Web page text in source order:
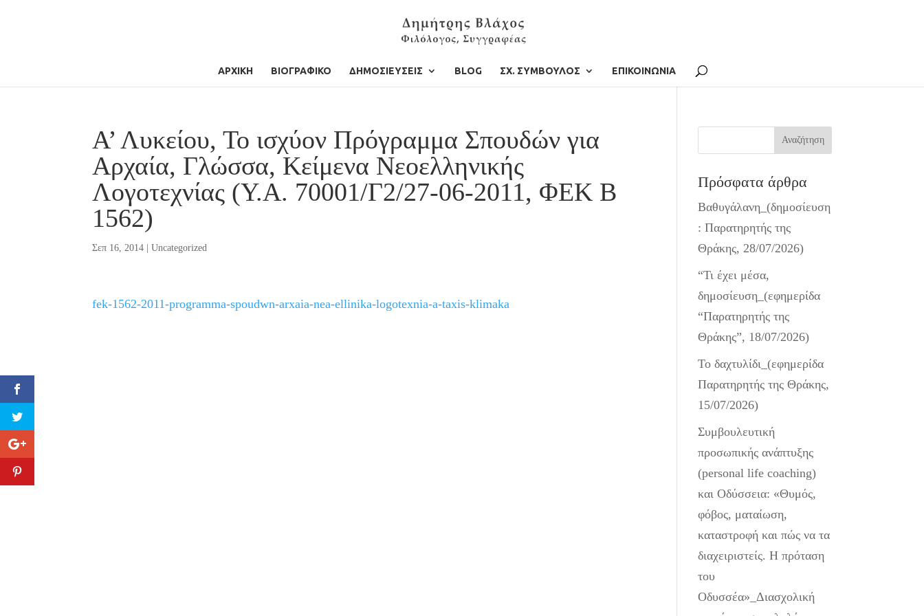
ΑΡΧΙΚΗ ΒΙΟΓΡΑΦΙΚΟ ΔΗΜΟΣΙΕΥΣΕΙΣ BLOG ΣΧ. ΣΥΜΒΟΥΛΟΣ ΕΠΙΚΟΙΝΩΝΙΑ
Α’ Λυκείου, Το ισχύον Πρόγραμμα Σπουδών για
Αρχαία, Γλώσσα, Κείμενα Νεοελληνικής
Λογοτεχνίας (Υ.Α. 70001/Γ2/27-06-2011, ΦΕΚ Β
1562)
Σεπ 16, 2014 |Uncategorized
fek-1562-2011-programma-spoudwn-arxaia-nea-ellinika-logotexnia-a-taxis-klimaka
Πρόσφατα άρθρα
Βαθυγάλανη_(δημοσίευση
: Παρατηρητής της
Θράκης, 28/07/2026)
“Τι έχει μέσα,
δημοσίευση_(εφημερίδα
“Παρατηρητής της
Θράκης”, 18/07/2026)
Το δαχτυλίδι_(εφημερίδα
Παρατηρητής της Θράκης,
15/07/2026)
Συμβουλευτική
προσωπικής ανάπτυξης
(personal life coaching)
και Οδύσσεια: «Θυμός,
φόβος, ματαίωση,
καταστροφή και πώς να τα
διαχειριστείς. Η πρόταση
του
Οδυσσέα»_Διασχολική